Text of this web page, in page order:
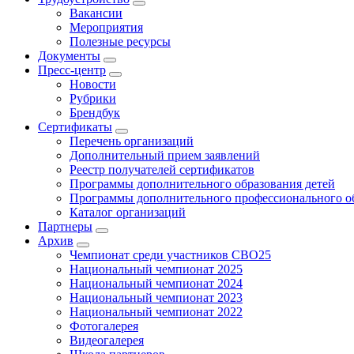
Вакансии
Мероприятия
Полезные ресурсы
Документы
Пресс-центр
Новости
Рубрики
Брендбук
Сертификаты
Перечень организаций
Дополнительный прием заявлений
Реестр получателей сертификатов
Программы дополнительного образования детей
Программы дополнительного профессионального
Каталог организаций
Партнеры
Архив
Чемпионат среди участников СВО25
Национальный чемпионат 2025
Национальный чемпионат 2024
Национальный чемпионат 2023
Национальный чемпионат 2022
Фотогалерея
Видеогалерея